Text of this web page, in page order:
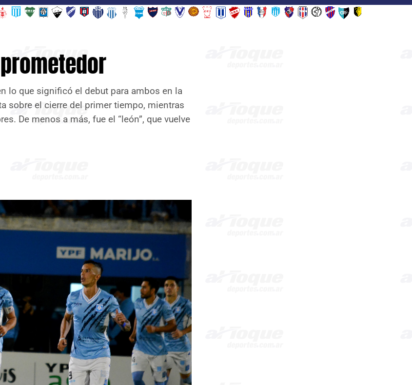
lo que significó el debut para ambos en la
sobre el cierre del primer tiempo, mientras
De menos a más, fue el “león”, que vuelve